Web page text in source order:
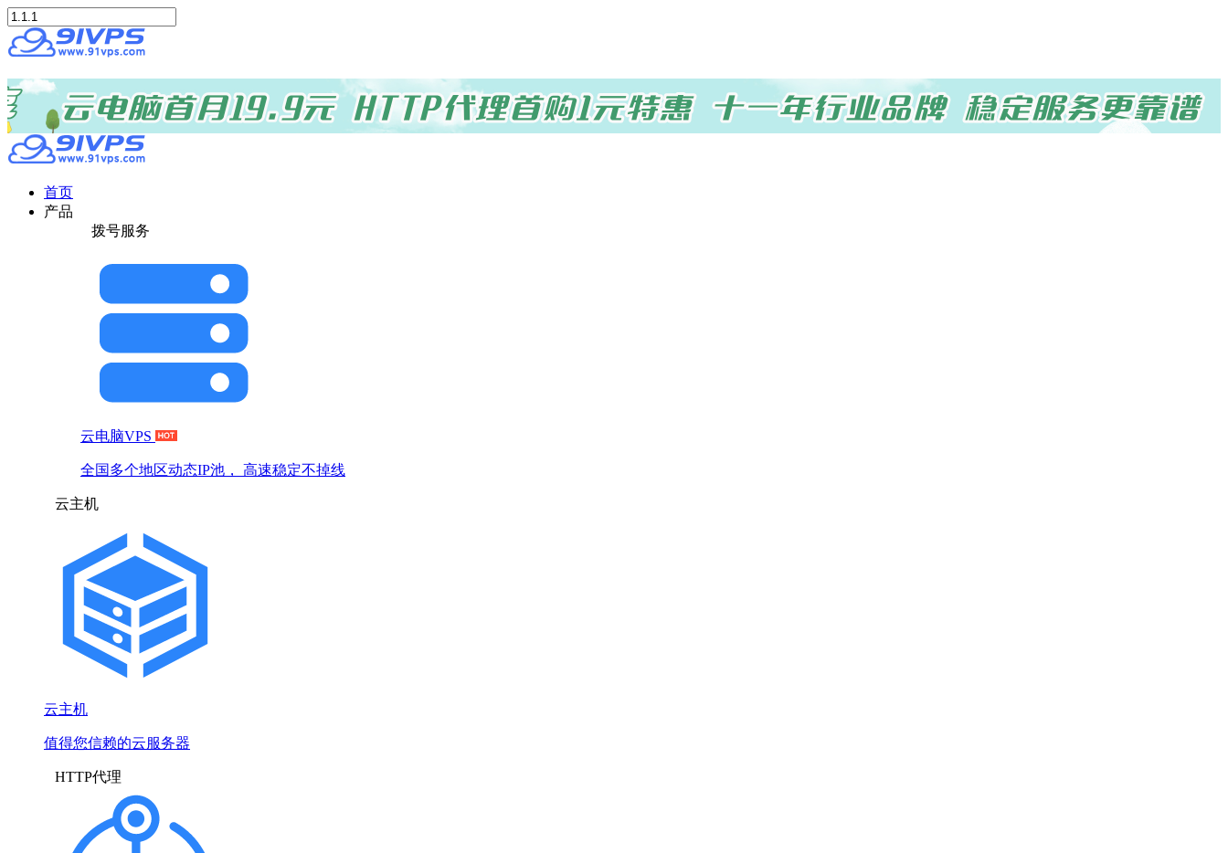
首页
产品
拨号服务
云电脑VPS
全国多个地区动态IP池， 高速稳定不掉线
云主机
云主机
值得您信赖的云服务器
HTTP代理